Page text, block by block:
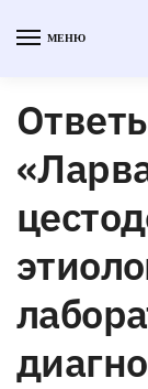
МЕНЮ